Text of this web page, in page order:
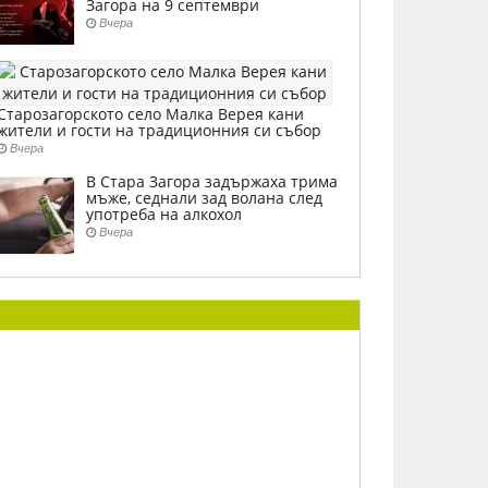
Загора на 9 септември
Вчера
село Малка Верея кани
и гости на традиционния си събор
Вчера
В Стара Загора задържаха трима
мъже, седнали зад волана след
употреба на алкохол
Вчера